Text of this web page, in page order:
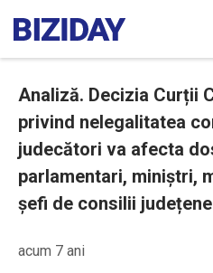
Analiză. Decizia Curții
privind nelegalitatea
judecători va afecta
parlamentari, miniștri,
șefi de consilii
acum 7 ani